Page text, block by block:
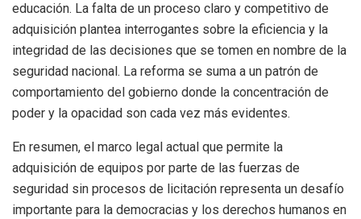
educación. La falta de un proceso claro y competitivo de
adquisición plantea interrogantes sobre la eficiencia y la
integridad de las decisiones que se tomen en nombre de la
seguridad nacional. La reforma se suma a un patrón de
comportamiento del gobierno donde la concentración de
poder y la opacidad son cada vez más evidentes.
En resumen, el marco legal actual que permite la
adquisición de equipos por parte de las fuerzas de
seguridad sin procesos de licitación representa un desafío
importante para la democracias y los derechos humanos en